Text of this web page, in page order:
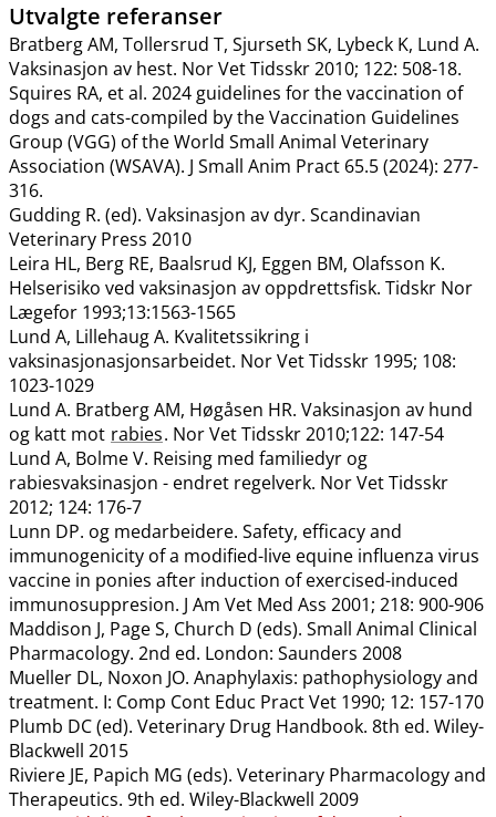
Utvalgte referanser
Bratberg AM, Tollersrud T, Sjurseth SK, Lybeck K, Lund A.
Vaksinasjon av hest. Nor Vet Tidsskr 2010; 122: 508-18.
Squires RA, et al. 2024 guidelines for the vaccination of
dogs and cats-compiled by the Vaccination Guidelines
Group (VGG) of the World Small Animal Veterinary
Association (WSAVA). J Small Anim Pract 65.5 (2024): 277-
316.
Gudding R. (ed). Vaksinasjon av dyr. Scandinavian
Veterinary Press 2010
Leira HL, Berg RE, Baalsrud KJ, Eggen BM, Olafsson K.
Helserisiko ved vaksinasjon av oppdrettsfisk. Tidskr Nor
Lægefor 1993;13:1563-1565
Lund A, Lillehaug A. Kvalitetssikring i
vaksinasjonasjonsarbeidet. Nor Vet Tidsskr 1995; 108:
1023-1029
Lund A. Bratberg AM, Høgåsen HR. Vaksinasjon av hund
og katt mot rabies. Nor Vet Tidsskr 2010;122: 147-54
Lund A, Bolme V. Reising med familiedyr og
rabiesvaksinasjon - endret regelverk. Nor Vet Tidsskr
2012; 124: 176-7
Lunn DP. og medarbeidere. Safety, efficacy and
immunogenicity of a modified-live equine influenza virus
vaccine in ponies after induction of exercised-induced
immunosuppresion. J Am Vet Med Ass 2001; 218: 900-906
Maddison J, Page S, Church D (eds). Small Animal Clinical
Pharmacology. 2nd ed. London: Saunders 2008
Mueller DL, Noxon JO. Anaphylaxis: pathophysiology and
treatment. I: Comp Cont Educ Pract Vet 1990; 12: 157-170
Plumb DC (ed). Veterinary Drug Handbook. 8th ed. Wiley-
Blackwell 2015
Riviere JE, Papich MG (eds). Veterinary Pharmacology and
Therapeutics. 9th ed. Wiley-Blackwell 2009